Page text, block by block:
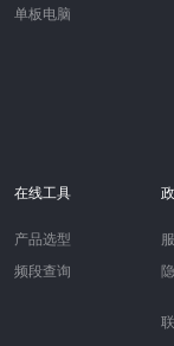
单板电脑
在线工具
产品选型
频段查询